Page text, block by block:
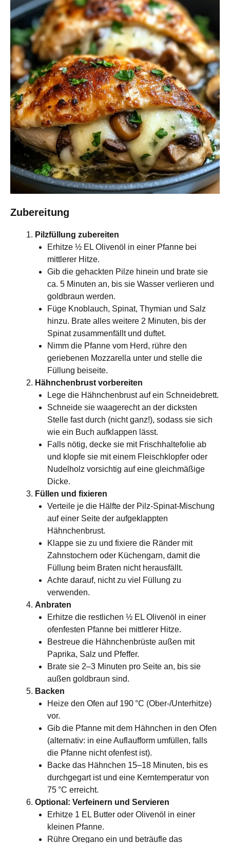
Zubereitung
Pilzfüllung zubereiten
Erhitze ½ EL Olivenöl in einer Pfanne bei
mittlerer Hitze.
Gib die gehackten Pilze hinein und brate sie
ca. 5 Minuten an, bis sie Wasser verlieren und
goldbraun werden.
Füge Knoblauch, Spinat, Thymian und Salz
hinzu. Brate alles weitere 2 Minuten, bis der
Spinat zusammenfällt und duftet.
Nimm die Pfanne vom Herd, rühre den
geriebenen Mozzarella unter und stelle die
Füllung beiseite.
Hähnchenbrust vorbereiten
Lege die Hähnchenbrust auf ein Schneidebrett.
Schneide sie waagerecht an der dicksten
Stelle fast durch (nicht ganz!), sodass sie sich
wie ein Buch aufklappen lässt.
Falls nötig, decke sie mit Frischhaltefolie ab
und klopfe sie mit einem Fleischklopfer oder
Nudelholz vorsichtig auf eine gleichmäßige
Dicke.
Füllen und fixieren
Verteile je die Hälfte der Pilz-Spinat-Mischung
auf einer Seite der aufgeklappten
Hähnchenbrust.
Klappe sie zu und fixiere die Ränder mit
Zahnstochern oder Küchengarn, damit die
Füllung beim Braten nicht herausfällt.
Achte darauf, nicht zu viel Füllung zu
verwenden.
Anbraten
Erhitze die restlichen ½ EL Olivenöl in einer
ofenfesten Pfanne bei mittlerer Hitze.
Bestreue die Hähnchenbrüste außen mit
Paprika, Salz und Pfeffer.
Brate sie 2–3 Minuten pro Seite an, bis sie
außen goldbraun sind.
Backen
Heize den Ofen auf 190 °C (Ober-/Unterhitze)
vor.
Gib die Pfanne mit dem Hähnchen in den Ofen
(alternativ: in eine Auflaufform umfüllen, falls
die Pfanne nicht ofenfest ist).
Backe das Hähnchen 15–18 Minuten, bis es
durchgegart ist und eine Kerntemperatur von
75 °C erreicht.
Optional: Verfeinern und Servieren
Erhitze 1 EL Butter oder Olivenöl in einer
kleinen Pfanne.
Rühre Oregano ein und beträufle das